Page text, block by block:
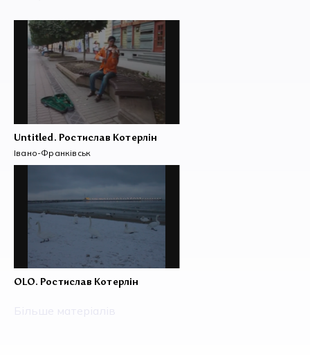
Untitled. Ростислав Котерлін
Івано-Франківськ
OLO. Ростислав Котерлін